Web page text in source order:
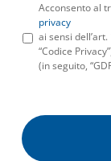
Acconsento al
privacy
ai sensi
“Codice
(in seguito,